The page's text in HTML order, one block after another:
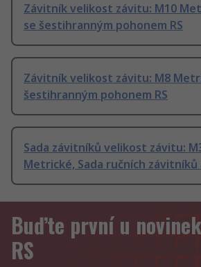
Závitník velikost závitu: M10
se šestihranným pohonem RS
Závitník velikost závitu: M8
šestihranným pohonem RS
Sada závitníků velikost závitu:
Metrické, Sada ručních závitníků
Buďte první u
RS